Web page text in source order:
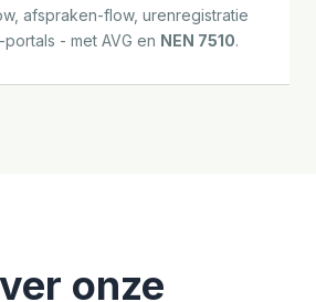
afspraken-flow, urenregistratie
- met AVG en NEN 7510.
onze